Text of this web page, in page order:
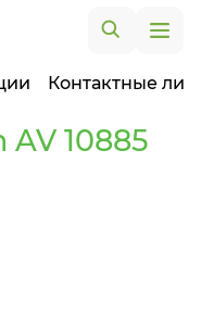
Контактные
10885